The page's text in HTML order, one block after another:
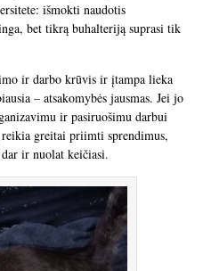
išmokti naudotis
bet tikrą buhalteriją suprasi tik
ir darbo krūvis ir įtampa lieka
– atsakomybės jausmas. Jei jo
ir pasiruošimu darbui
greitai priimti sprendimus,
ir nuolat keičiasi.